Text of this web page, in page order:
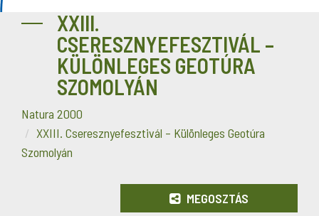
XXIII.
CSERESZNYEFESZTIVÁL –
KÜLÖNLEGES GEOTÚRA
SZOMOLYÁN
Natura 2000
XXIII. Cseresznyefesztivál – Különleges Geotúra
Szomolyán
MEGOSZTÁS